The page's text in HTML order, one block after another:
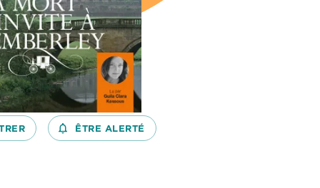
notifications_none_outlined
ÊTRE ALERTÉ